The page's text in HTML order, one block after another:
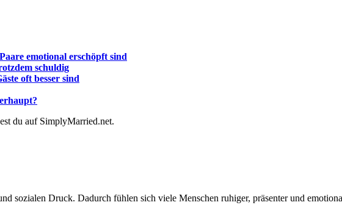
emotional erschöpft sind
schuldig
oft besser sind
du auf SimplyMarried.net.
sozialen Druck. Dadurch fühlen sich viele Menschen ruhiger, präsenter und